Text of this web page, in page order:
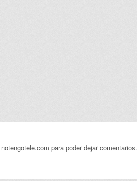
para poder dejar comentarios.